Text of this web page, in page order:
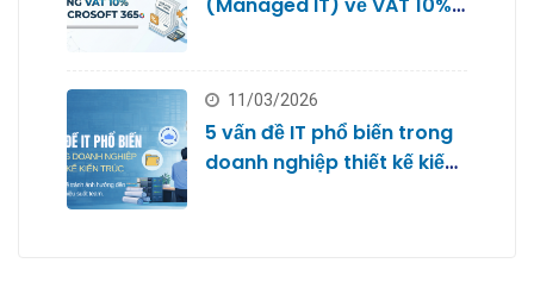
11/03/2026
5 vấn đề IT phổ biến trong
doanh nghiệp thiết kế kiến